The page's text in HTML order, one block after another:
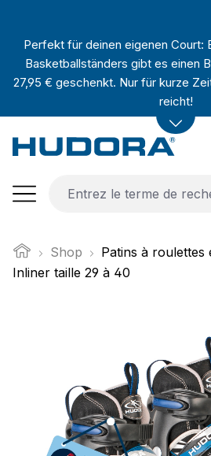
Perfekt für deinen eigenen Court:
Basketballständers gibt es einen
27,95 € geschenkt. Nur für kurze
reicht!
Shop
Patins à roulettes
Inliner taille 29 à 40